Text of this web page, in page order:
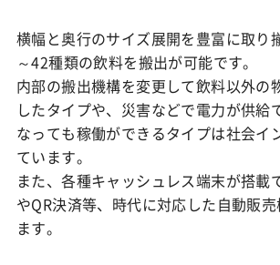
横幅と奥行のサイズ展開を豊富に取り
～42種類の飲料を搬出が可能です。
内部の搬出機構を変更して飲料以外の
したタイプや、災害などで電力が供給
なっても稼働ができるタイプは社会イ
ています。
また、各種キャッシュレス端末が搭載
やQR決済等、時代に対応した自動販
ます。